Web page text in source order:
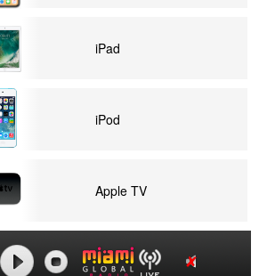
iPad
iPod
Apple TV